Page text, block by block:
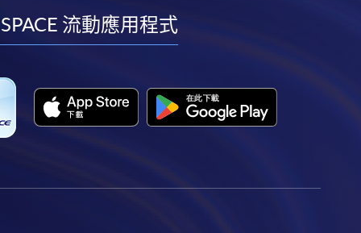
youtube
linkedininstagram
流動應用程式